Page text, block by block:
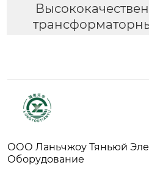
ООО Ланьчжоу Тяньюй
Оборудование